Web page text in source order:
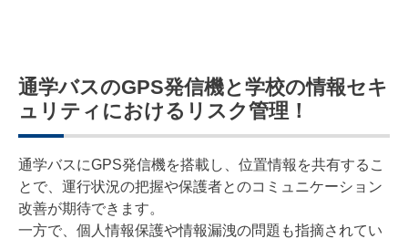
通学バスのGPS発信機と学校の情報セキ
ュリティにおけるリスク管理！
通学バスにGPS発信機を搭載し、位置情報を共有するこ
とで、運行状況の把握や保護者とのコミュニケーション
改善が期待できます。
一方で、個人情報保護や情報漏洩の問題も指摘されてい